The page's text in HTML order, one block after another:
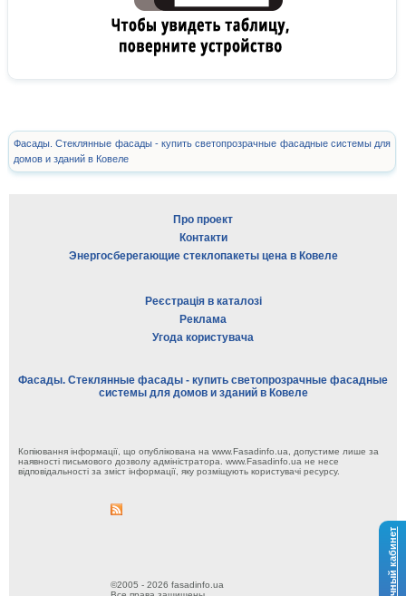
Личный кабинет
Фасады. Стеклянные фасады - купить светопрозрачные фасадные системы для
домов и зданий в Ковеле
Про проект
Контакти
Энергосберегающие стеклопакеты цена в Ковеле
Реєстрація в каталозі
Реклама
Угода користувача
Фасады. Стеклянные фасады - купить светопрозрачные фасадные
системы для домов и зданий в Ковеле
Копіювання інформації, що опублікована на www.Fasadinfo.ua, допустиме лише за
наявності письмового дозволу адміністратора. www.Fasadinfo.ua не несе
відповідальності за зміст інформації, яку розміщують користувачі ресурсу.
©2005 - 2026 fasadinfo.ua